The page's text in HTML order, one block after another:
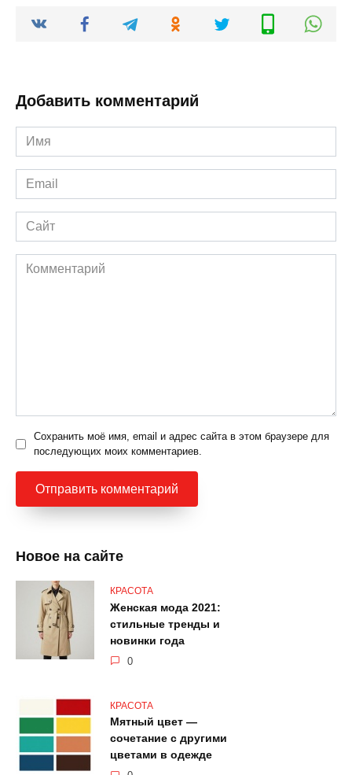
Добавить комментарий
Имя
*
Email
*
Сайт
Комментарий
Сохранить моё имя, email и адрес сайта в этом браузере для
последующих моих комментариев.
Новое на сайте
КРАСОТА
Женская мода 2021:
стильные тренды и
новинки года
0
КРАСОТА
Мятный цвет —
сочетание с другими
цветами в одежде